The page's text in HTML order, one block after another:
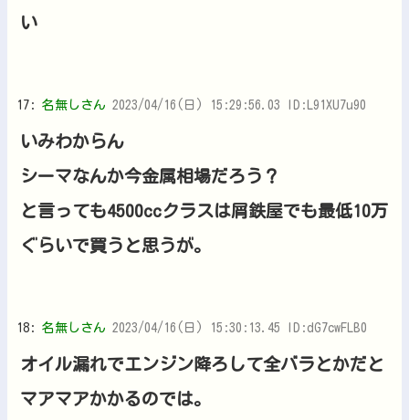
い
17: 名無しさん 2023/04/16(日) 15:29:56.03 ID:L91XU7u90
いみわからん
シーマなんか今金属相場だろう？
と言っても4500ccクラスは屑鉄屋でも最低10万
ぐらいで買うと思うが。
18: 名無しさん 2023/04/16(日) 15:30:13.45 ID:dG7cwFLB0
オイル漏れでエンジン降ろして全バラとかだと
マアマアかかるのでは。